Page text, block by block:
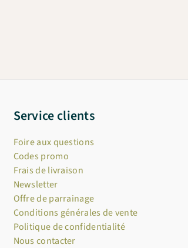
Service clients
Foire aux questions
Codes promo
Frais de livraison
Newsletter
Offre de parrainage
Conditions générales de vente
Politique de confidentialité
Nous contacter